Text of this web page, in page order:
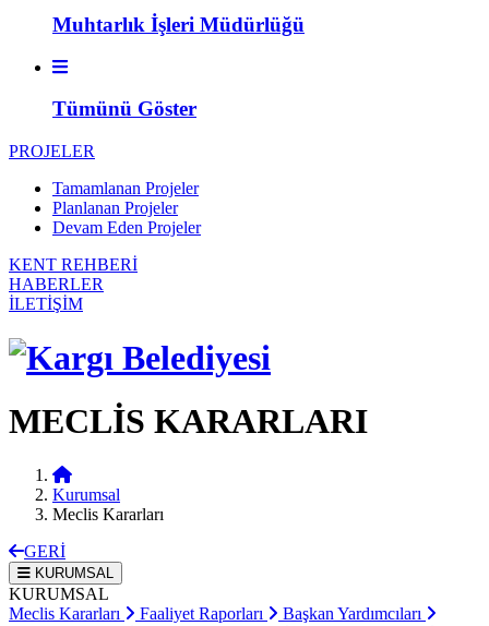
Muhtarlık İşleri Müdürlüğü
Tümünü Göster
PROJELER
Tamamlanan Projeler
Planlanan Projeler
Devam Eden Projeler
KENT REHBERİ
HABERLER
İLETİŞİM
MECLİS KARARLARI
Kurumsal
Meclis Kararları
GERİ
KURUMSAL
KURUMSAL
Meclis Kararları
Faaliyet Raporları
Başkan Yardımcıları